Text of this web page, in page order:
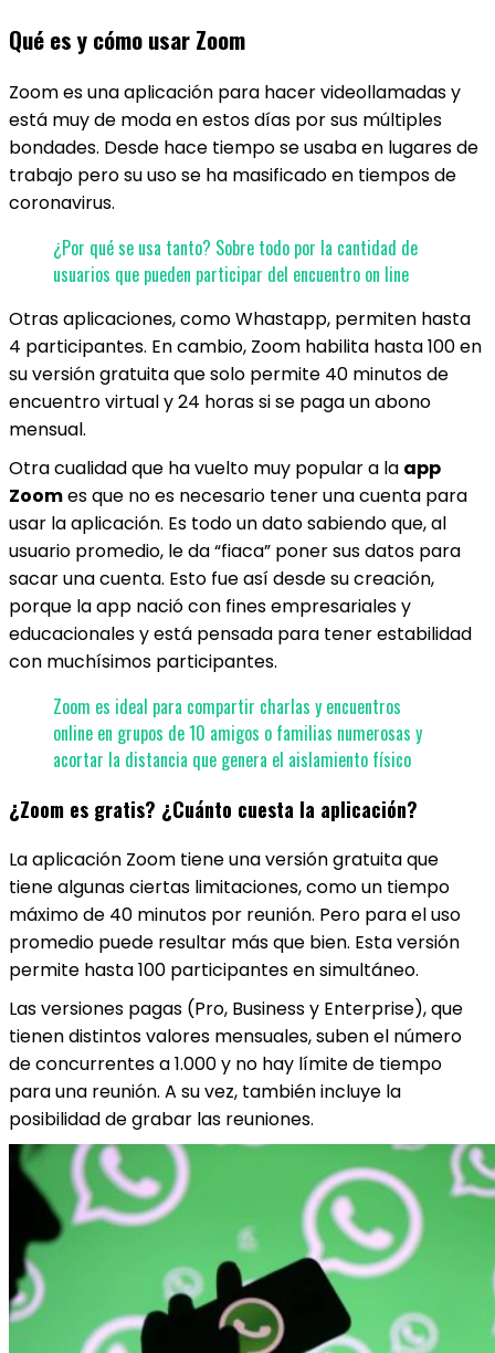
Qué es y cómo usar Zoom
Zoom es una aplicación para hacer videollamadas y
está muy de moda en estos días por sus múltiples
bondades. Desde hace tiempo se usaba en lugares de
trabajo pero su uso se ha masificado en tiempos de
coronavirus.
¿Por qué se usa tanto? Sobre todo por la cantidad de
usuarios que pueden participar del encuentro on line
Otras aplicaciones, como Whastapp, permiten hasta
4 participantes. En cambio, Zoom habilita hasta 100 en
su versión gratuita que solo permite 40 minutos de
encuentro virtual y 24 horas si se paga un abono
mensual.
Otra cualidad que ha vuelto muy popular a la app
Zoomes que no es necesario tener una cuenta para
usar la aplicación. Es todo un dato sabiendo que, al
usuario promedio, le da “fiaca” poner sus datos para
sacar una cuenta. Esto fue así desde su creación,
porque la app nació con fines empresariales y
educacionales y está pensada para tener estabilidad
con muchísimos participantes.
Zoom es ideal para compartir charlas y encuentros
online en grupos de 10 amigos o familias numerosas y
acortar la distancia que genera el aislamiento físico
¿Zoom es gratis? ¿Cuánto cuesta la aplicación?
La aplicación Zoom tiene una versión gratuita que
tiene algunas ciertas limitaciones, como un tiempo
máximo de 40 minutos por reunión. Pero para el uso
promedio puede resultar más que bien. Esta versión
permite hasta 100 participantes en simultáneo.
Las versiones pagas (Pro, Business y Enterprise), que
tienen distintos valores mensuales, suben el número
de concurrentes a 1.000 y no hay límite de tiempo
para una reunión. A su vez, también incluye la
posibilidad de grabar las reuniones.